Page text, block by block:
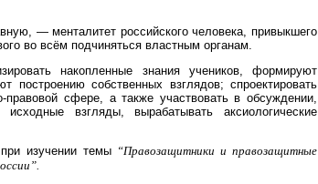
— менталитет российского человека, привыкшего
во всём подчиняться властным органам.
накопленные знания учеников, формируют
построению собственных взглядов; спроектировать
правовой сфере, а также участвовать в обсуждении,
взгляды, вырабатывать аксиологические
изучении темы “Правозащитники и правозащитные